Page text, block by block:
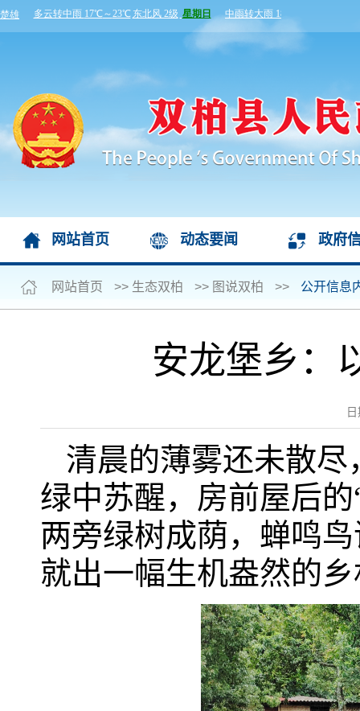
网站首页 动态要闻 政府
网站首页 >> 生态双柏 >> 图说双柏 >> 公开信息
安龙堡乡：
清晨的薄雾还未散
绿中苏醒，房前屋后
两旁绿树成荫，蝉鸣
就出一幅生机盎然的